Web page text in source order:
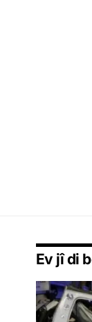
Ev jî di